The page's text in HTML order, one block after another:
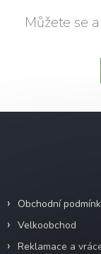
Můžete se
Obchodní
Velkoobchod
Reklamace a